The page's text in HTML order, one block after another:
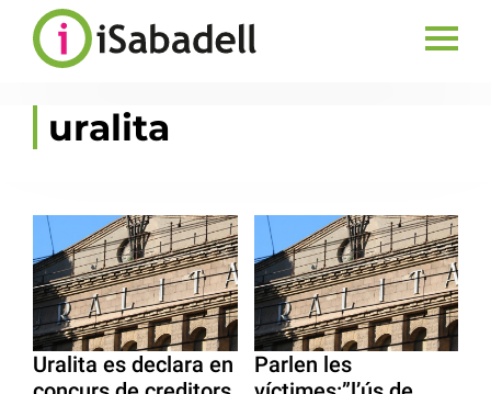
uralita
Uralita es declara en
Parlen les